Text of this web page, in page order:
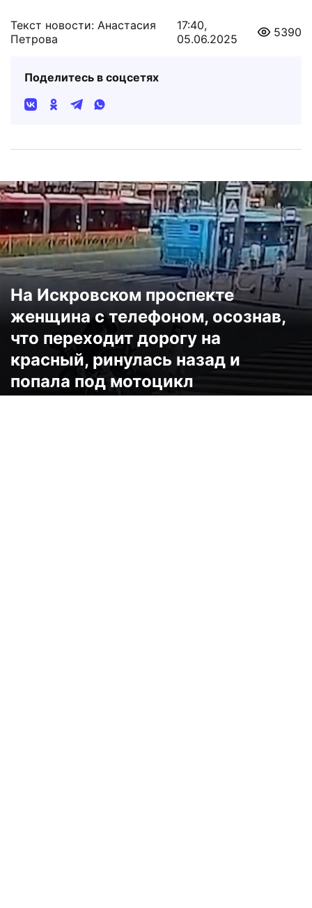
Текст новости: Анастасия
Петрова
17:40,
05.06.2025
5390
Поделитесь в соцсетях
На Искровском проспекте
женщина с телефоном, осознав,
что переходит дорогу на
красный, ринулась назад и
попала под мотоцикл